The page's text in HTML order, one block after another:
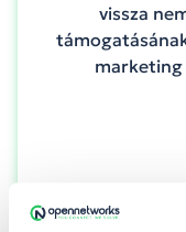
vissza